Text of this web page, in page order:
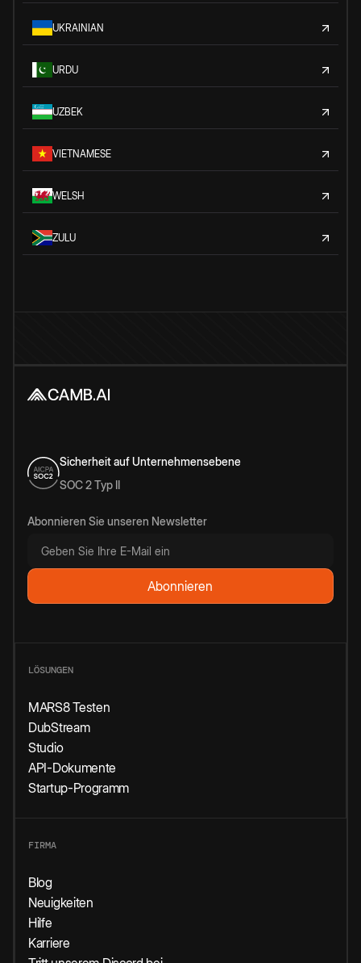
UKRAINIAN
URDU
UZBEK
VIETNAMESE
WELSH
ZULU
Sicherheit auf Unternehmensebene
SOC 2 Typ II
Abonnieren Sie unseren Newsletter
LÖSUNGEN
MARS8 Testen
DubStream
Studio
API-Dokumente
Startup-Programm
FIRMA
Blog
Neuigkeiten
Hilfe
Karriere